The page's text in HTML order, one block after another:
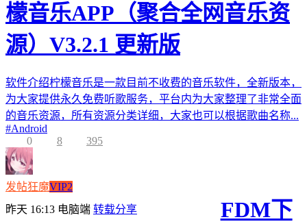
檬音乐APP（聚合全网音乐资
源）V3.2.1 更新版
软件介绍柠檬音乐是一款目前不收费的音乐软件，全新版本，
为大家提供永久免费听歌服务，平台内为大家整理了非常全面
的音乐资源，所有资源分类详细，大家也可以根据歌曲名称...
#Android
0
8 395
发帖狂魔VIP2
昨天 16:13 电脑端 转载分享
FDM下